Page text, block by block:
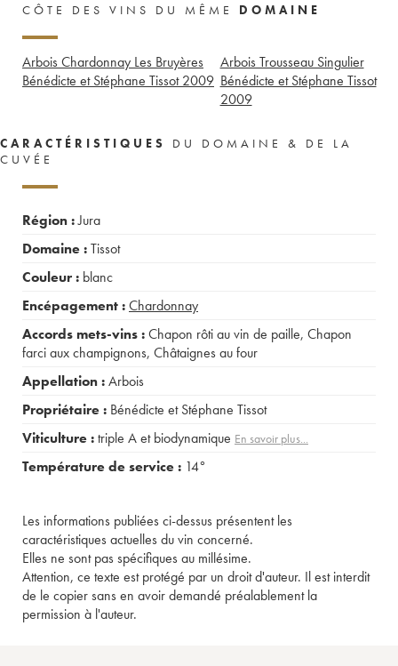
CÔTE DES VINS DU MÊME DOMAINE
Arbois Chardonnay Les Bruyères
Bénédicte et Stéphane Tissot 2009
Arbois Trousseau Singulier
Bénédicte et Stéphane Tissot
2009
CARACTÉRISTIQUES
DU DOMAINE & DE LA
CUVÉE
Région :Jura
Domaine :Tissot
Couleur : blanc
Encépagement :Chardonnay
Accords mets-vins :Chapon rôti au vin de paille, Chapon
farci aux champignons, Châtaignes au four
Appellation :Arbois
Propriétaire : Bénédicte et Stéphane Tissot
Viticulture :triple A et biodynamique En savoir plus...
Température de service : 14°
Les informations publiées ci-dessus présentent les
caractéristiques actuelles du vin concerné.
Elles ne sont pas spécifiques au millésime.
Attention, ce texte est protégé par un droit d'auteur. Il est interdit
de le copier sans en avoir demandé préalablement la
permission à l'auteur.